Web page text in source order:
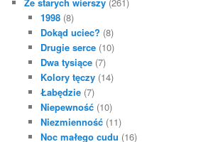
Ze starych wierszy (261)
1998(8)
Dokąd uciec? (8)
Drugie serce(10)
Dwa tysiące(7)
Kolory tęczy(14)
Łabędzie(7)
Niepewność(10)
Niezmienność(11)
Noc małego cudu (16)